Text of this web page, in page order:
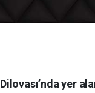
yer